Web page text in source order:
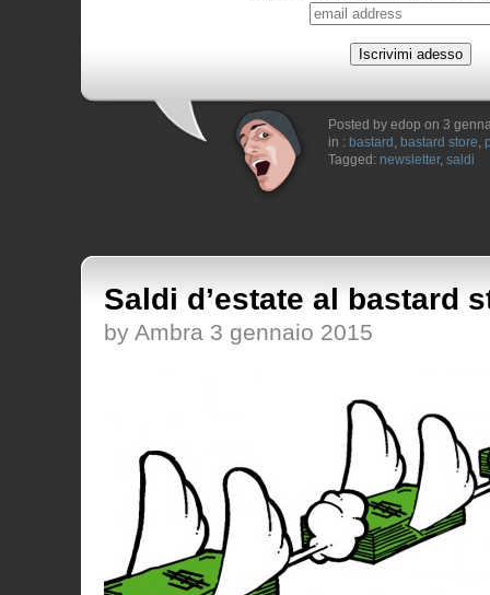
Posted by edop on 3
in : bastard , bastard store,
Tagged: newsletter, saldi
Saldi d’estate al bastard
by Ambra 3 gennaio 2015